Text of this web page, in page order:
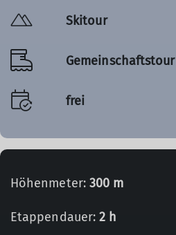
Skitour
Gemeinschaftstour
frei
Höhenmeter: 300 m
Etappendauer:2 h